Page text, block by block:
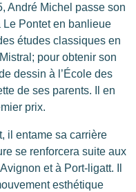
André Michel passe son
Pontet en banlieue
études classiques en
pour obtenir son
dessin à l’École des
de ses parents. Il en
prix.
il entame sa carrière
se renforcera suite aux
et à Port-ligatt. Il
esthétique